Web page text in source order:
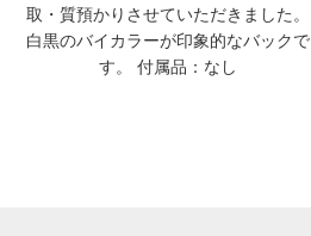
取・質預かりさせていただきました。
白黒のバイカラーが印象的なバックで
す。 付属品：なし